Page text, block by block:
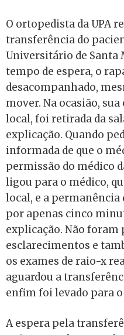
O ortopedista da UPA
transferência do
Universitário de Santa
tempo de espera, o
desacompanhado,
mover. Na ocasião,
local, foi retirada da
explicação. Quando
informada de que o
permissão do médico
ligou para o médico,
local, e a
por apenas cinco
explicação. Não foram
esclarecimentos e
os exames de raio-x
aguardou a
enfim foi levado para o
A espera pela